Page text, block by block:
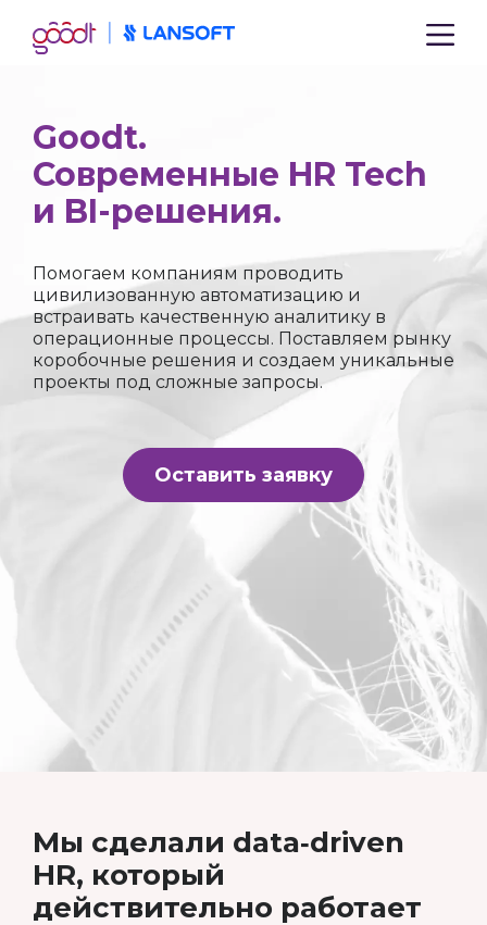
Goodt.
Современные HR Tech
и BI-решения.
Помогаем компаниям проводить
цивилизованную автоматизацию и
встраивать качественную аналитику в
операционные процессы. Поставляем рынку
коробочные решения и создаем уникальные
проекты под сложные запросы.
Оставить заявку
Мы сделали data‑driven
HR, который
действительно работает